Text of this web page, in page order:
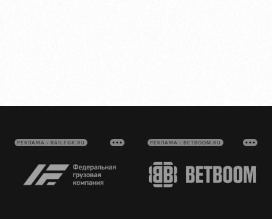
РЕКЛАМА • RAILFGK.RU РЕКЛАМА • BETBOOM.RU